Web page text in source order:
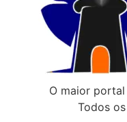
O maior
Todos